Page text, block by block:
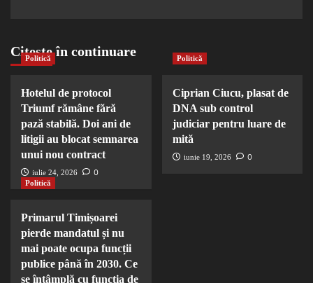
Citește în continuare
Politică
Hotelul de protocol
Triumf rămâne fără
pază stabilă. Doi ani de
litigii au blocat semnarea
unui nou contract
iulie 24, 2026 0
Politică
Ciprian Ciucu, plasat de
DNA sub control
judiciar pentru luare de
mită
iunie 19, 2026 0
Politică
Primarul Timișoarei
pierde mandatul și nu
mai poate ocupa funcții
publice până în 2030. Ce
se întâmplă cu funcția de